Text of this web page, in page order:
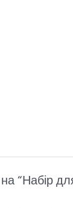
“Набір